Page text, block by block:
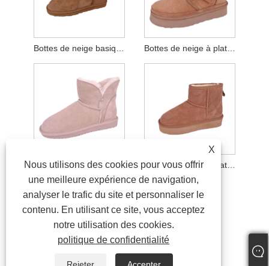
Bottes de neige à plateforme avec sangle Velcro d'hiver
Bottines de neige en daim véritable pour femme Bottes de neige à plateforme en cuir suédé à tige centrale pour femmes
X
Nous utilisons des cookies pour vous offrir
une meilleure expérience de navigation,
analyser le trafic du site et personnaliser le
contenu. En utilisant ce site, vous acceptez
notre utilisation des cookies.
politique de confidentialité